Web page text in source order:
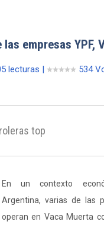
empresas YPF,
lecturas | 534
top
En un contexto
Argentina, varias de las
operan en Vaca Muerta